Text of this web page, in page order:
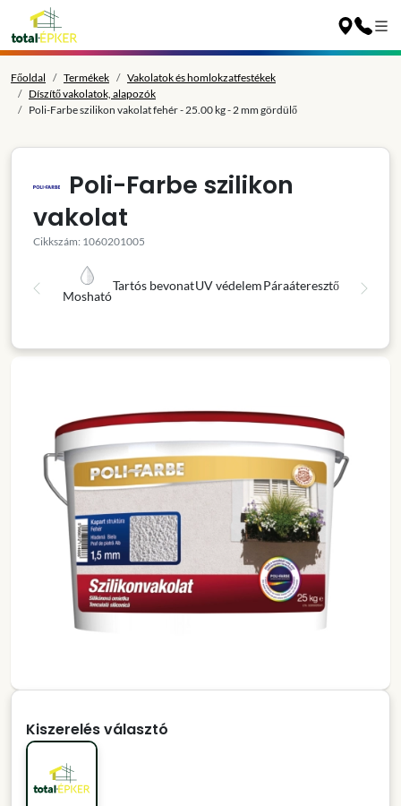
Főoldal Termékek
Vakolatok és homlokzatfestékek
Díszítő vakolatok, alapozók
Poli-Farbe szilikon vakolat fehér - 25.00 kg - 2 mm gördülő
Poli-Farbe szilikon
vakolat
Cikkszám: 1060201005
Mosható
Tartós bevonatUV védelemPáraáteresztő
Kiszerelés választó